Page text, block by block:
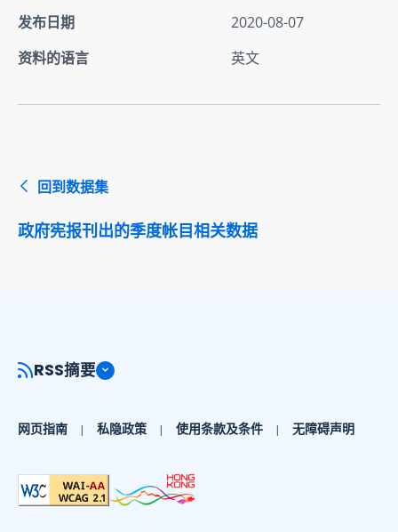
发布日期
2020-08-07
资料的语言
英文
回到数据集
政府宪报刊出的季度帐目相关数据
RSS摘要
网页指南 私隐政策 使用条款及条件 无障碍声明